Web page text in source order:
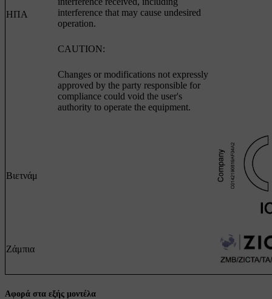
ΗΠΑ
interference that may cause undesired
operation.
CAUTION:
Changes or modifications not expressly
approved by the party responsible for
compliance could void the user's
authority to operate the equipment.
Βιετνάμ
Ζάμπια
Αφορά στα εξής μοντέλα